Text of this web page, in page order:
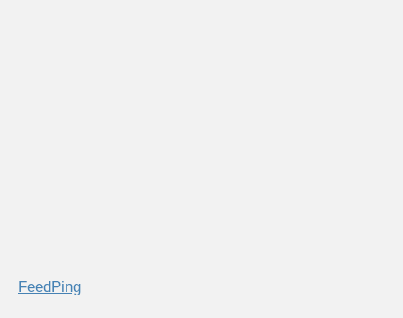
FeedPing